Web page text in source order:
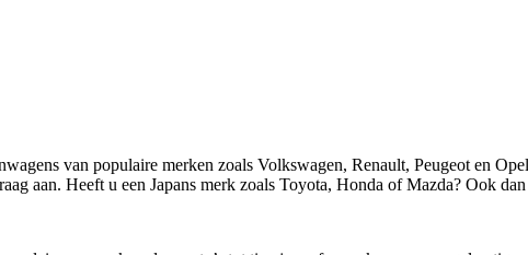
van populaire merken zoals Volkswagen, Renault, Peugeot en
aan. Heeft u een Japans merk zoals Toyota, Honda of Mazda? Ook dan